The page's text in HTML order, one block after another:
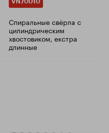
Cпиральные свёрла с
цилиндрическим
хвостовиком, екстра
длинные